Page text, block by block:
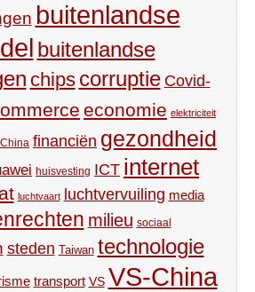
buitenlandse
buitenlandse
chips corruptie Covid-
economie elektriciteit
financiën gezondheid
huisvesting ICT internet
luchtvaart luchtvervuiling media
milieu sociaal
steden Taiwan technologie
transport VS VS-China